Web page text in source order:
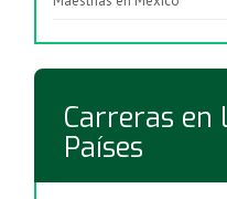
Carreras en
Países